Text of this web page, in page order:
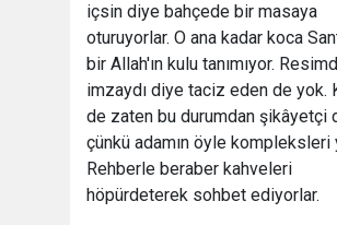
içsin diye bahçede bir masaya
oturuyorlar. O ana kadar koca
bir Allah'ın kulu tanımıyor.
imzaydı diye taciz eden de yok.
de zaten bu durumdan şikâyetçi
çünkü adamın öyle kompleksleri
Rehberle beraber kahveleri
höpürdeterek sohbet ediyorlar.